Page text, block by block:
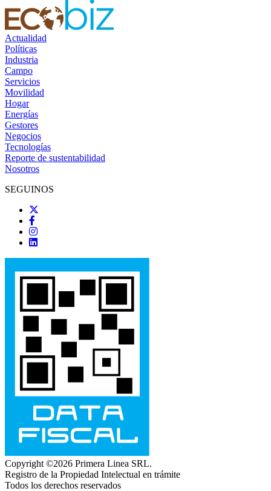
Actualidad
Políticas
Industria
Campo
Servicios
Movilidad
Hogar
Energías
Gestores
Negocios
Tecnologías
Reporte de sustentabilidad
Nosotros
SEGUINOS
Copyright ©2026 Primera Linea SRL.
Registro de la Propiedad Intelectual en trámite
Todos los derechos reservados